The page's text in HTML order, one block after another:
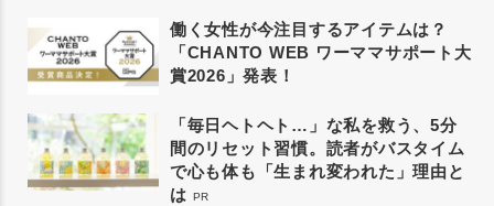
働く女性が今注目するアイテムは？
「CHANTO WEB ワーママサポート大
賞2026」発表！
「毎日ヘトヘト…」な私を救う、5分
間のリセット習慣。読者がバスタイム
で心も体も「生まれ変われた」理由と
は
PR